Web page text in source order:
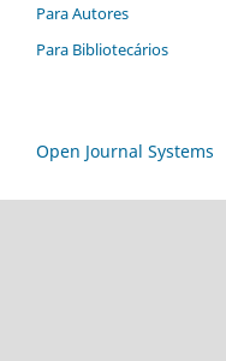
Para Autores
Para Bibliotecários
Open Journal Systems